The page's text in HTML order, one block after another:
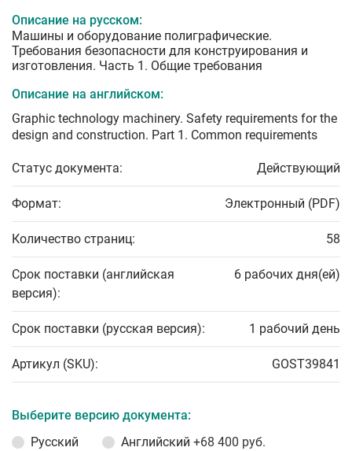
Описание на русском:
Машины и оборудование полиграфические.
Требования безопасности для конструирования и
изготовления. Часть 1. Общие требования
Описание на английском:
Graphic technology machinery. Safety requirements for the
design and construction. Part 1. Common requirements
Статус документа: Действующий
Формат: Электронный (PDF)
Количество страниц: 58
Срок поставки (английская
версия):
6 рабочих дня(ей)
Срок поставки (русская версия): 1 рабочий день
Артикул (SKU): GOST39841
Выберите версию документа:
Русский
Английский +68 400 руб.